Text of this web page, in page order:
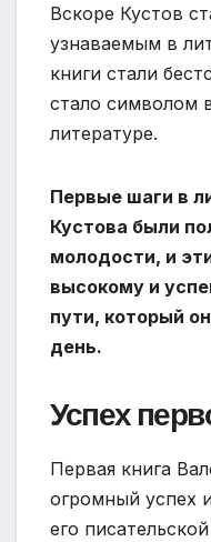
Вскоре Кустов
узнаваемым в
книги стали
стало символом
литературе.
Первые шаги в
Кустова были
молодости, и
высокому и
пути, который
день.
Успех
Первая книга
огромный успех
его